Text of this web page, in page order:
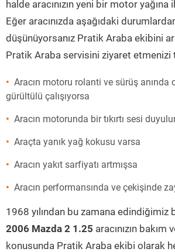
halde aracınızın yeni bir motor yağına
Eğer aracınızda aşağıdaki
düşünüyorsanız Pratik Araba ekibini
Pratik Araba servisini ziyaret etmenizi
Aracın motoru rolanti ve sürüş anında
gürültülü çalışıyorsa
Aracın motorunda bir tıkırtı sesi
Araçta yanık yağ kokusu varsa
Aracın yakıt sarfiyatı artmışsa
Aracın performansında ve çekişinde
1968 yılından bu zamana edindiğimiz
2006 Mazda 2 1.25 aracınızın bakım
konusunda Pratik Araba ekibi olarak